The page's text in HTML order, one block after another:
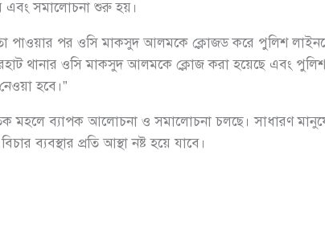
এবং সমালোচনা শুরু হয়।
পাওয়ার পর ওসি মাকসুদ আলমকে ক্লোজড করে পুলিশ
থানার ওসি মাকসুদ আলমকে ক্লোজ করা হয়েছে এবং পুলিশ
হবে।”
মহলে ব্যাপক আলোচনা ও সমালোচনা চলছে। সাধারণ
ব্যবস্থার প্রতি আস্থা নষ্ট হয়ে যাবে।